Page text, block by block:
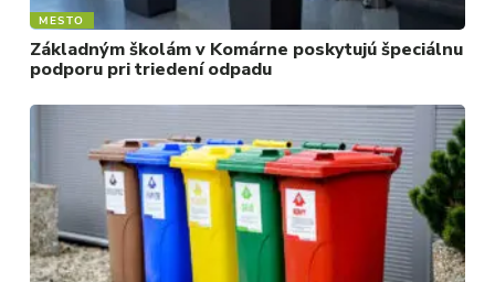
MESTO
Základným školám v Komárne poskytujú špeciálnu
podporu pri triedení odpadu